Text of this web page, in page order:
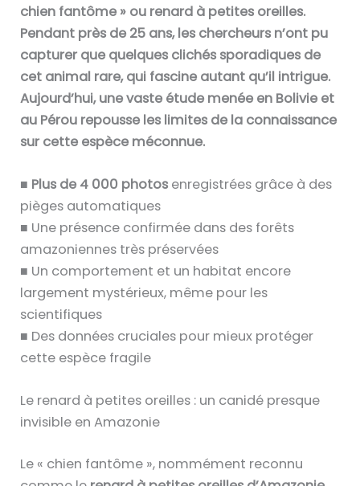
chien fantôme » ou renard à petites oreilles.
Pendant près de 25 ans, les chercheurs n’ont pu
capturer que quelques clichés sporadiques de
cet animal rare, qui fascine autant qu’il intrigue.
Aujourd’hui, une vaste étude menée en Bolivie et
au Pérou repousse les limites de la connaissance
sur cette espèce méconnue.
■ Plus de 4 000 photos enregistrées grâce à des
pièges automatiques
■ Une présence confirmée dans des forêts
amazoniennes très préservées
■ Un comportement et un habitat encore
largement mystérieux, même pour les
scientifiques
■ Des données cruciales pour mieux protéger
cette espèce fragile
Le renard à petites oreilles : un canidé presque
invisible en Amazonie
Le « chien fantôme », nommément reconnu